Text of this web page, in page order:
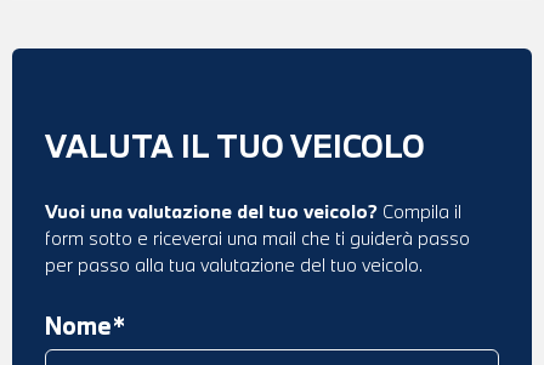
VALUTA IL TUO VEICOLO
Vuoi una valutazione del tuo veicolo? Compila il
form sotto e riceverai una mail che ti guiderà passo
per passo alla tua valutazione del tuo veicolo.
Nome*